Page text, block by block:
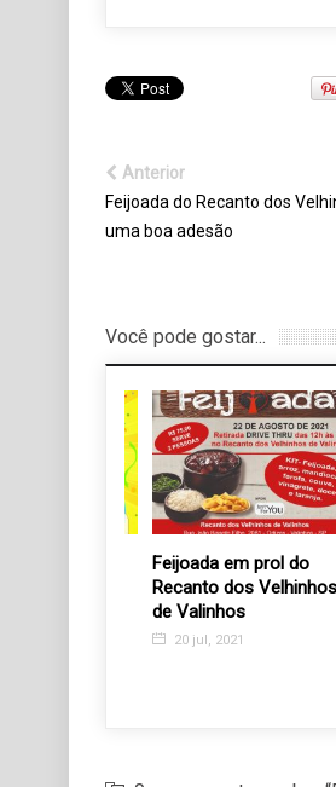
Anterior
Feijoada do Recanto dos
uma boa adesão
Você pode gostar...
Feijoada em prol do
Recanto dos Velhinhos
de Valinhos
20 jul, 2021